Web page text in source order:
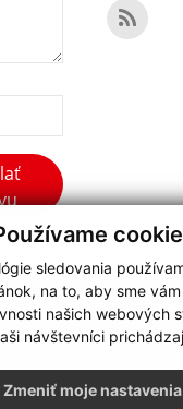
sledovania
na to, aby sme
našich webových
návštevníci
Zmeniť moje nastavenia
webdesign|